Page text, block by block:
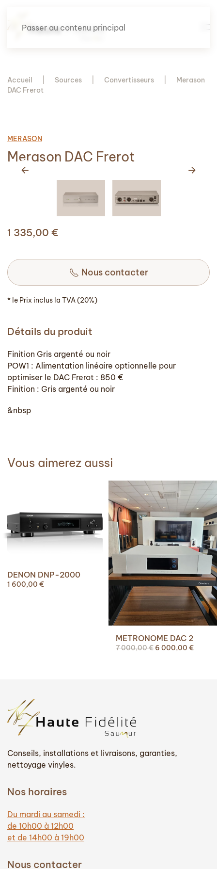
Passer au contenu principal
Accueil Sources Convertisseurs
Merason
DAC Frerot
MERASON
Merason DAC Frerot
1 335,00 €
Nous contacter
* le Prix inclus la TVA (20%)
Détails du produit
Finition Gris argenté ou noir
POW1 : Alimentation linéaire optionnelle pour
optimiser le DAC Frerot : 850 €
Finition : Gris argenté ou noir
&nbsp
Vous aimerez aussi
DENON DNP-2000
1 600,00 €
METRONOME DAC 2
7 000,00€ Le
6 000,00 €Le
Conseils, installations et livraisons, garanties,
nettoyage vinyles.
Nos horaires
Du mardi au samedi :
de 10h00 à 12h00
et de 14h00 à 19h00
Nous contacter